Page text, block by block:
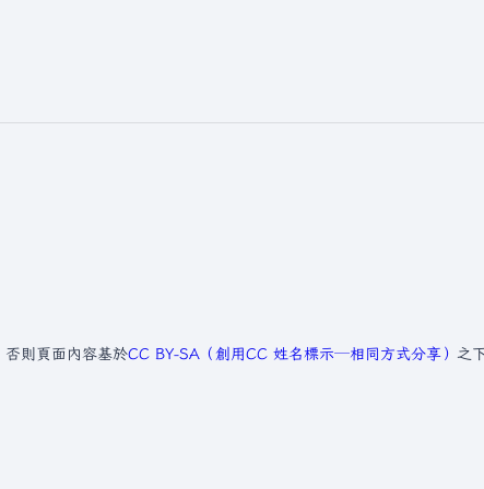
否則頁面內容基於CC BY-SA（創用CC 姓名標示─相同方式分享） 之